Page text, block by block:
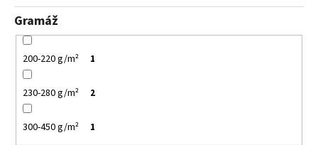
Gramáž
200-220 g/m² 1
230-280 g/m² 2
300-450 g/m² 1